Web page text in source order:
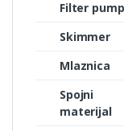
Filter
Skimmer
Mlaznica
Spojni
materijal